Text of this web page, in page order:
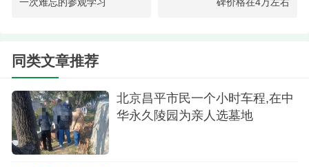
样。中华永久陵园挺大的，绿化做得特别好，松
柏、草坪都打理的整整齐齐的，空气也新鲜，看着
就敞亮。怎么说呢，感觉像是进了个安静的公园，
又庄重又让人心里安静。我爸妈生前就爱干净、爱
花草，这样的环境他们肯定喜欢。
一次难忘的参观学习
碑价格在4万左右
同类文章推荐
北京昌平市民一个小时车程,在中
华永久陵园为亲人选墓地